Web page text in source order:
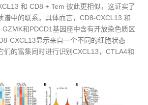
和 CD8 + Tem 彼此更相似，这证实了
谱中的联系。具体而言，CD8-CXCL13 和
和PDCD1基因座中含有开放染色质区
CXCL13显示来自一个不同的细胞状态
们的富集同时进行识别CXCL13，CTLA4和